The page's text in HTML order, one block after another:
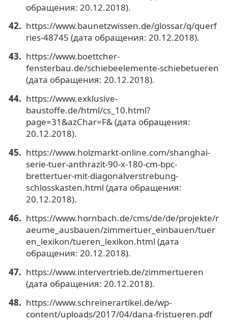
обращения: 20.12.2018).
https://www.baunetzwissen.de/glossar/q/querf
ries-48745 (дата обращения: 20.12.2018).
https://www.boettcher-
fensterbau.de/schiebeelemente-schiebetueren
(дата обращения: 20.12.2018).
https://www.exklusive-
baustoffe.de/html/cs_10.html?
page=31&azChar=F& (дата обращения:
20.12.2018).
https://www.holzmarkt-online.com/shanghai-
serie-tuer-anthrazit-90-x-180-cm-bpc-
brettertuer-mit-diagonalverstrebung-
schlosskasten.html (дата обращения:
20.12.2018).
https://www.hornbach.de/cms/de/de/projekte/r
aeume_ausbauen/zimmertuer_einbauen/tuer
en_lexikon/tueren_lexikon.html (дата
обращения: 20.12.2018).
https://www.intervertrieb.de/zimmertueren
(дата обращения: 20.12.2018).
https://www.schreinerartikel.de/wp-
content/uploads/2017/04/dana-fristueren.pdf